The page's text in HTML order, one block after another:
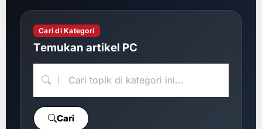
Cari di Kategori
Temukan artikel PC
Cari